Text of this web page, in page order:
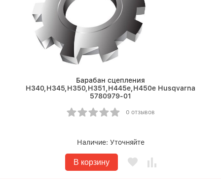
Барабан сцепления
Н340,H345,H350,H351,H445e,H450e Husqvarna
5780979-01
0 отзывов
Наличие: Уточняйте
В корзину